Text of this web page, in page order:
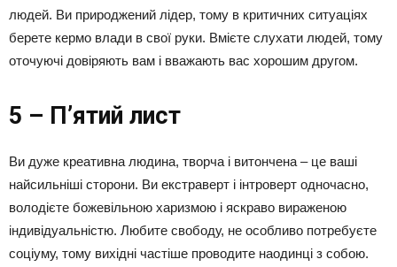
людей. Ви природжений лідер, тому в критичних ситуаціях
берете кермо влади в свої руки. Вмієте слухати людей, тому
оточуючі довіряють вам і вважають вас хорошим другом.
5 – П’ятий лист
Ви дуже креативна людина, творча і витончена – це ваші
найсильніші сторони. Ви екстраверт і інтроверт одночасно,
володієте божевільною харизмою і яскраво вираженою
індивідуальністю. Любите свободу, не особливо потребуєте
соціуму, тому вихідні частіше проводите наодинці з собою.